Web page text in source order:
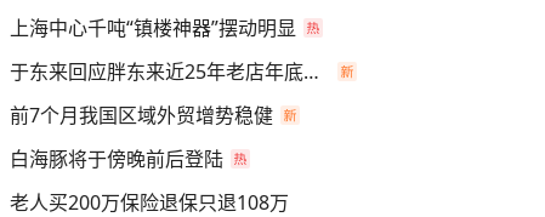
上海中心千吨“镇楼神器”摆动明显
于东来回应胖东来近25年老店年底关闭
前7个月我国区域外贸增势稳健
白海豚将于傍晚前后登陆
老人买200万保险退保只退108万